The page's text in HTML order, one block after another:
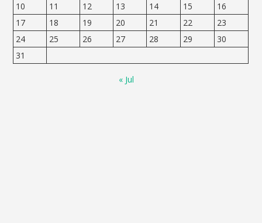
10
11 12 13 14 15
16
17
18 19 20 21 22
23
24
25 26 27 28 29
30
31
« Jul